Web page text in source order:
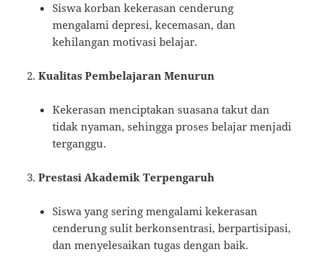
Siswa korban kekerasan cenderung
mengalami depresi, kecemasan, dan
kehilangan motivasi belajar.
Kualitas Pembelajaran Menurun
Kekerasan menciptakan suasana takut dan
tidak nyaman, sehingga proses belajar menjadi
terganggu.
Prestasi Akademik Terpengaruh
Siswa yang sering mengalami kekerasan
cenderung sulit berkonsentrasi, berpartisipasi,
dan menyelesaikan tugas dengan baik.